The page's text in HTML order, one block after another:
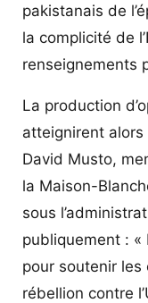
pakistanais de
la complicité de
renseignements
La production
atteignirent
David Musto,
la Maison-
sous
publiquement : «
pour soutenir les
rébellion contre